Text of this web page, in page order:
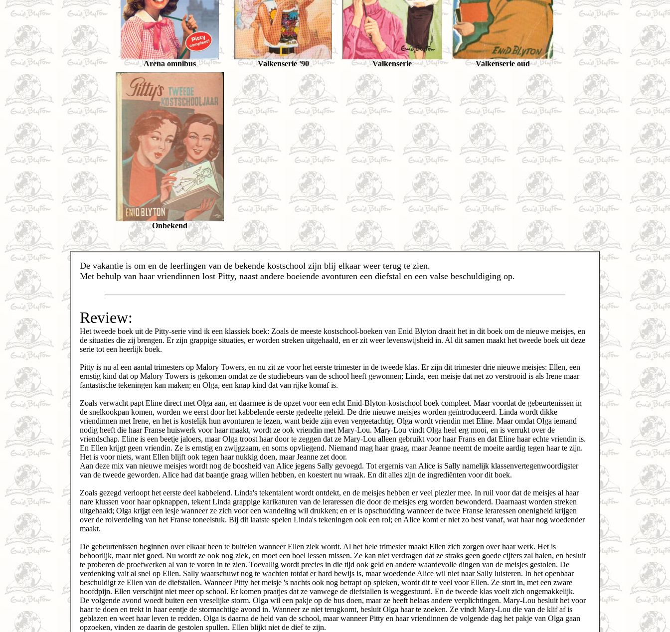
Arena omnibus Valkenserie '90 Valkenserie Valkenserie oud
Onbekend
De vakantie is om en de leerlingen van de bekende kostschool zijn blij elkaar weer terug te zien.
Met behulp van haar vriendinnen lost Pitty, naast andere boeiende avonturen een diefstal en een valse beschuldiging op.
Review:
Het tweede boek uit de Pitty-serie vind ik een klassiek boek: Zoals de meeste kostschool-boeken van Enid Blyton draait het in dit boek om de nieuwe meisjes, en
de situaties die zij brengen. Er zijn grappige situaties, er worden streken uitgehaald, en er zit weer levenswijsheid in. Al dit samen maakt het tweede boek uit deze
serie tot een heerlijk boek.
Pitty is nu al een aantal trimesters op Malory Towers, en nu zit ze voor het eerste trimester in de tweede klas. Er zijn dit trimester drie nieuwe meisjes: Ellen, een
ernstig kind dat op Malory Towers is gekomen omdat ze de studiebeurs van de school heeft gewonnen; Linda, een meisje dat net zo verstrooid is als Irene maar
fantastische tekeningen kan maken; en Olga, een knap kind dat van rijke komaf is.
Zoals verwacht papt Eline direct met Olga aan, en daarmee is de opzet voor een echt Enid-Blyton-kostschool boek compleet. Maar voordat de gebeurtenissen in
de snelkookpan komen, worden we eerst door het kabbelende eerste gedeelte geleid. De drie nieuwe meisjes worden geïntroduceerd. Linda wordt dikke
vriendinnen met Irene, en het is kostelijk hun avonturen te lezen, want beide zijn even vergeetachtig. Olga wordt vriendin met Eline. Maar omdat Olga iemand
nodig heeft die haar Franse huiswerk voor haar maakt, wordt ze ook vriendin met Mary-Lou. Mary-Lou vindt Olga heel erg mooi, en is verrukt over de
vriendschap. Eline is een beetje jaloers, maar Olga troost haar door te zeggen dat ze Mary-Lou alleen gebruikt voor haar Frans en dat Eline haar echte vriendin is.
En Ellen krijgt geen vriendin. Ze is ernstig en zwijgzaam, en soms opvliegend. Niemand mag haar graag, maar Jeanne neemt de moeite aardig tegen haar te zijn.
Het is voor niets, want Ellen blijft ook tegen haar nukkig doen, maar Jeanne zet door.
Aan deze mix van nieuwe meisjes wordt nog de boosheid van Alice jegens Sally gevoegd. Tot ergernis van Alice is Sally namelijk klassenvertegenwoordigster
van de tweede geworden. Alice had dat baantje graag willen hebben, en koestert nu wraak. En dit alles zijn de ingrediënten voor dit boek.
Zoals gezegd verloopt het eerste deel kabbelend. Linda's tekentalent wordt ontdekt, en de meisjes hebben er veel plezier mee. In ruil voor dat de meisjes al haar
nare klussen voor haar opknappen, tekent Linda grappige karikaturen van de leraressen die door de meisjes erg worden bewonderd. Daarnaast worden streken
uitgehaald; Olga krijgt een lesje wanneer ze zich voor een wandeling wil drukken; en er is opschudding wanneer de twee Franse leraressen onenigheid krijgen
over de rolverdeling van het Franse toneelstuk. Bij dit laatste spelen Linda's tekeningen ook een rol; en Alice komt er niet zo best vanaf, wat haar nog woedender
maakt.
De gebeurtenissen beginnen over elkaar heen te buitelen wanneer Ellen ziek wordt. Al het hele trimester maakt Ellen zich zorgen over haar werk. Het is
behoorlijk, maar niet goed. Nu wordt ze ook nog ziek, en moet een boel lessen missen. Ze kan niet verdragen dat ze straks geen goede cijfers zal halen, en besluit
te proberen de proefwerken al van te voren in te zien. Toevallig wordt precies in die tijd ook geld en andere waardevolle dingen van de meisjes gestolen. De
verdenking valt al snel op Ellen. Sally waarschuwt nog te wachten totdat er hard bewijs is, maar woedende Alice wil niet naar Sally luisteren. In het openbaar
beschuldigt ze Ellen van de diefstallen. Wanneer Pitty het meisje 's nachts ook nog betrapt op spieken, wordt dit te veel voor Ellen. Ze stort in, met een zware
hoofdpijn. Ellen verschijnt niet meer op school. Er komen praatjes dat ze vanwege de diefstallen is weggestuurd. En de tweede klas voelt zich ongemakkelijk.
De volgende avond woedt buiten een vreselijke storm. Olga wil een pakje op de bus doen, maar ze heeft helaas andere verplichtingen. Mary-Lou besluit het voor
haar te doen en trekt in haar eentje de stormachtige avond in. Wanneer ze niet terugkomt, besluit Olga haar te zoeken. Ze vindt Mary-Lou die van de klif af is
geblazen en weet haar leven te redden. Olga is daarna de held van de school, maar wanneer Pitty en haar vriendinnen de volgende dag het pakje van Olga gaan
opzoeken, vinden ze daarin de gestolen spullen. Ellen blijkt niet de dief te zijn.